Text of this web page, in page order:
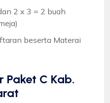
2 x 3 = 2 buah
beserta Materai
Paket C Kab.